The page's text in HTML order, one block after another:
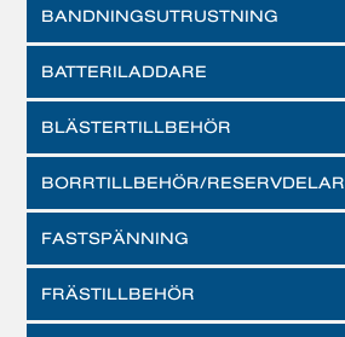
BANDNINGSUTRUSTNING
BATTERILADDARE
BLÄSTERTILLBEHÖR
BORRTILLBEHÖR/RESERVDELAR
FASTSPÄNNING
FRÄSTILLBEHÖR